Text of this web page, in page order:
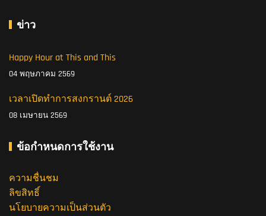
ข่าว
Happy Hour at This and This
04 พฤษภาคม 2569
เวลาเปิดทำการสงกรานต์ 2026
08 เมษายน 2569
ข้อกำหนดการใช้งาน
ความชื่นชม
ลิขสิทธิ์
นโยบายความเป็นส่วนตัว